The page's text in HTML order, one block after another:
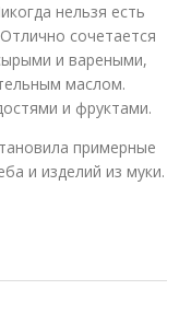
нельзя есть
сочетается
и вареными,
маслом.
и фруктами.
примерные
и изделий из муки.